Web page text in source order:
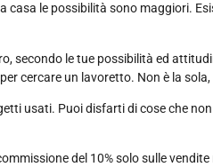
casa le possibilità sono maggiori.
secondo le tue possibilità ed
cercare un lavoretto. Non è la
usati. Puoi disfarti di cose che
del 10% solo sulle